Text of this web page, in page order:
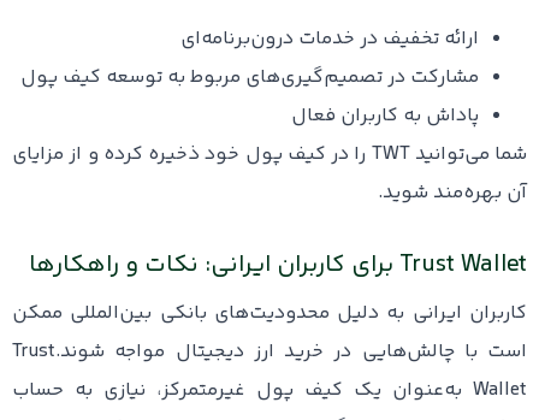
ارائه تخفیف در خدمات درون‌برنامه‌ای
مشارکت در تصمیم‌گیری‌های مربوط به توسعه کیف پول
پاداش به کاربران فعال
شما می‌توانید TWT را در کیف پول خود ذخیره کرده و از مزایای
آن بهره‌مند شوید.
Trust Wallet برای کاربران ایرانی: نکات و راهکارها
کاربران ایرانی به دلیل محدودیت‌های بانکی بین‌المللی ممکن
است با چالش‌هایی در خرید ارز دیجیتال مواجه شوند.Trust
Wallet به‌عنوان یک کیف پول غیرمتمرکز، نیازی به حساب